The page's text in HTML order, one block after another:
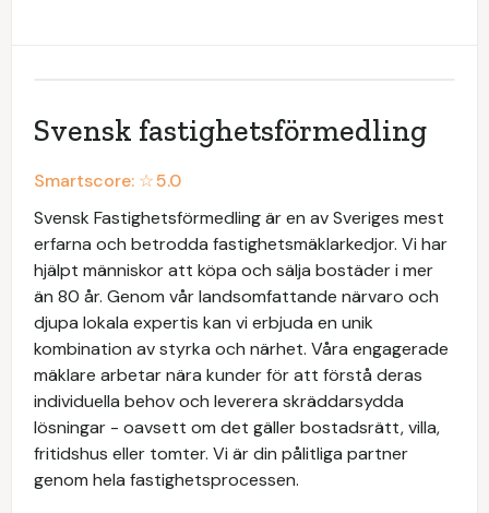
Svensk fastighetsförmedling
Smartscore: ☆5.0
Svensk Fastighetsförmedling är en av Sveriges mest
erfarna och betrodda fastighetsmäklarkedjor. Vi har
hjälpt människor att köpa och sälja bostäder i mer
än 80 år. Genom vår landsomfattande närvaro och
djupa lokala expertis kan vi erbjuda en unik
kombination av styrka och närhet. Våra engagerade
mäklare arbetar nära kunder för att förstå deras
individuella behov och leverera skräddarsydda
lösningar - oavsett om det gäller bostadsrätt, villa,
fritidshus eller tomter. Vi är din pålitliga partner
genom hela fastighetsprocessen.